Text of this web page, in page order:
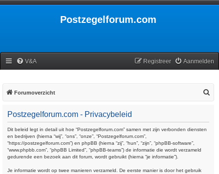
Postzegelforum.com
V&A Aanmelden
Registreer
Forumoverzicht
Postzegelforum.com - Privacybeleid
Dit beleid legt in detail uit hoe “Postzegelforum.com” samen met zijn verbonden diensten
en bedrijven (hierna “wij”, “ons”, “onze”, “Postzegelforum.com”,
“https://postzegelforum.com”) en phpBB (hierna “zij”, “hun”, “zijn”, “phpBB-software”,
“www.phpbb.com”, “phpBB Limited”, “phpBB-teams”) de informatie die wordt verzameld
gedurende een bezoek aan dit forum, wordt gebruikt (hierna “je informatie”).
Je informatie wordt op twee manieren verzameld. De eerste manier is door het gebruik